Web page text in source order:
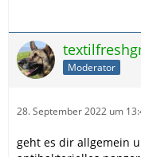
Moderator
28. September 2022 um
geht es dir allgemein